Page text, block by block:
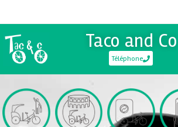
Taco and Co
Téléphone